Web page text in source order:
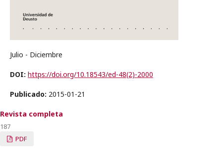
Julio - Diciembre
DOI: https://doi.org/10.18543/ed-48(2)-2000
Publicado: 2015-01-21
Revista completa
187
PDF